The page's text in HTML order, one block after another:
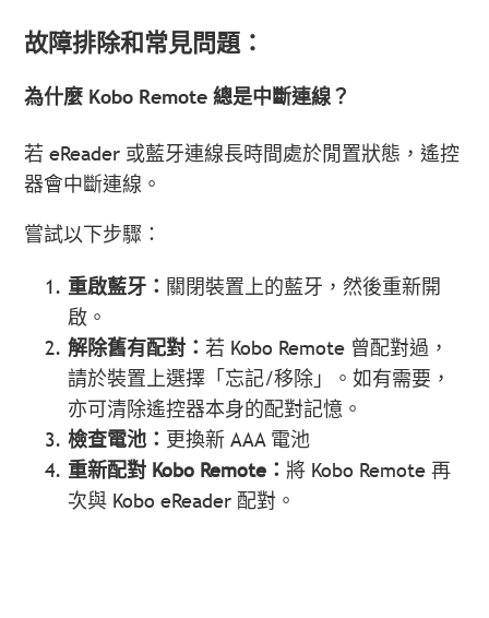
故障排除和常見問題：
為什麼 Kobo Remote 總是中斷連線？
若 eReader 或藍牙連線長時間處於閒置狀態，遙控
器會中斷連線。
嘗試以下步驟：
重啟藍牙： 關閉裝置上的藍牙，然後重新開
啟。
解除舊有配對：若 Kobo Remote 曾配對過，
請於裝置上選擇「忘記/移除」。如有需要，
亦可清除遙控器本身的配對記憶。
檢查電池： 更換新 AAA 電池
重新配對 Kobo Remote：將 Kobo Remote 再
次與 Kobo eReader 配對。